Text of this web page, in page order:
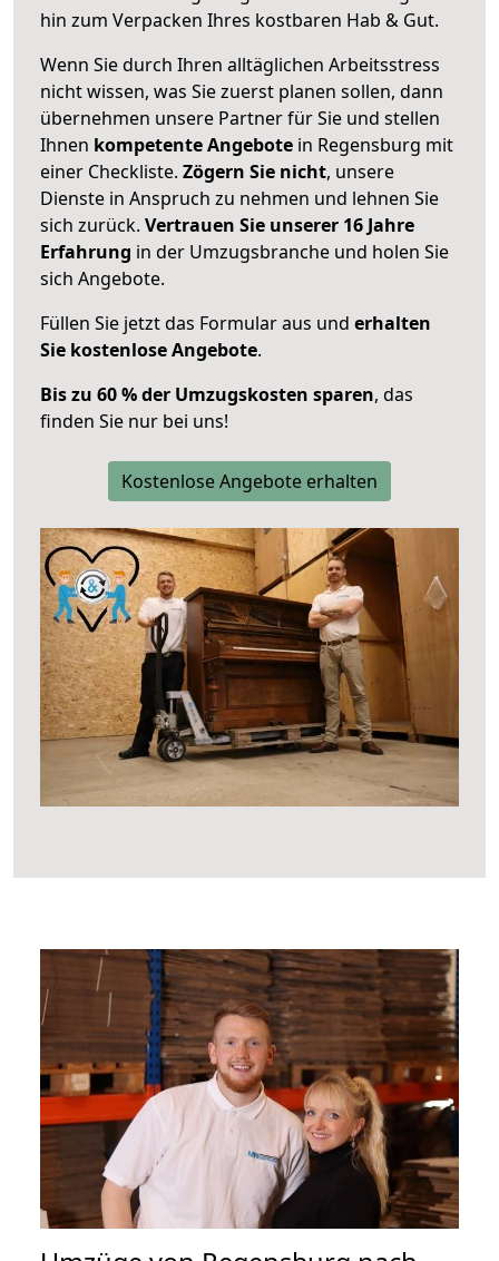
hin zum Verpacken Ihres kostbaren Hab & Gut.
Wenn Sie durch Ihren alltäglichen Arbeitsstress
nicht wissen, was Sie zuerst planen sollen, dann
übernehmen unsere Partner für Sie und stellen
Ihnen kompetente Angebote in Regensburg mit
einer Checkliste. Zögern Sie nicht, unsere
Dienste in Anspruch zu nehmen und lehnen Sie
sich zurück. Vertrauen Sie unserer 16 Jahre
Erfahrung in der Umzugsbranche und holen Sie
sich Angebote.
Füllen Sie jetzt das Formular aus und erhalten
Sie kostenlose Angebote.
Bis zu 60 % der Umzugskosten sparen, das
finden Sie nur bei uns!
Kostenlose Angebote erhalten